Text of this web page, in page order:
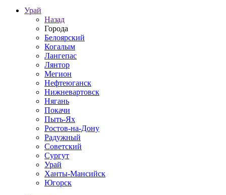
Урай
Назад
Города
Белоярский
Когалым
Лангепас
Лянтор
Мегион
Нефтеюганск
Нижневартовск
Нягань
Покачи
Пыть-Ях
Рoстов-на-Дону
Радужный
Советский
Сургут
Урай
Ханты-Мансийск
Югорск